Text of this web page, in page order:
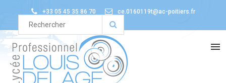
+33 05 45 35 86 70 ce.0160119t@ac-poitiers.fr